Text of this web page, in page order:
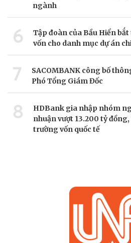
ngành
6
Tập đoàn của Bầu Hiển
vốn cho danh mục dự án
7
SACOMBANK công bố
Phó Tổng Giám Đốc
8
HDBank gia nhập nhóm
nhuận vượt 13.200 tỷ
trường vốn quốc tế